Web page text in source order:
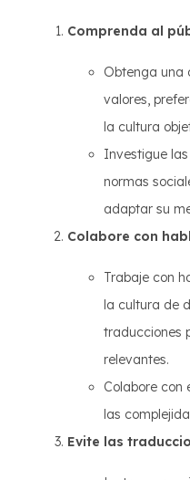
Comprenda al
Obtenga una
valores,
la cultura
Investigue
normas
adaptar su
Colabore con
Trabaje con
la cultura de
traducciones
relevantes.
Colabore con
las
Evite las